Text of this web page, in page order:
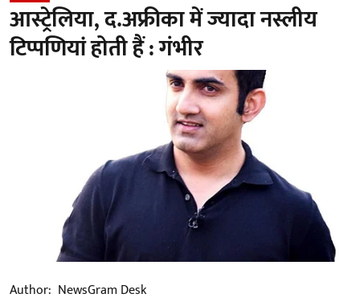
आस्ट्रेलिया, द.अफ्रीका में ज्यादा नस्लीय
टिप्पणियां होती हैं : गंभीर
Author: NewsGram Desk